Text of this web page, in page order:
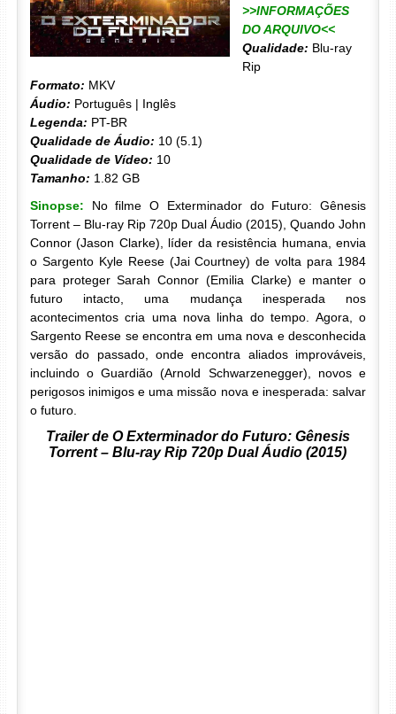
>>INFORMAÇÕES
DO ARQUIVO<<
Qualidade: Blu-ray
Rip
Formato: MKV
Áudio: Português | Inglês
Legenda: PT-BR
Qualidade de Áudio: 10 (5.1)
Qualidade de Vídeo: 10
Tamanho: 1.82 GB
Sinopse: No filme O Exterminador do Futuro: Gênesis
Torrent – Blu-ray Rip 720p Dual Áudio (2015), Quando John
Connor (Jason Clarke), líder da resistência humana, envia
o Sargento Kyle Reese (Jai Courtney) de volta para 1984
para proteger Sarah Connor (Emilia Clarke) e manter o
futuro intacto, uma mudança inesperada nos
acontecimentos cria uma nova linha do tempo. Agora, o
Sargento Reese se encontra em uma nova e desconhecida
versão do passado, onde encontra aliados improváveis,
incluindo o Guardião (Arnold Schwarzenegger), novos e
perigosos inimigos e uma missão nova e inesperada: salvar
o futuro.
Trailer de O Exterminador do Futuro: Gênesis
Torrent – Blu-ray Rip 720p Dual Áudio (2015)